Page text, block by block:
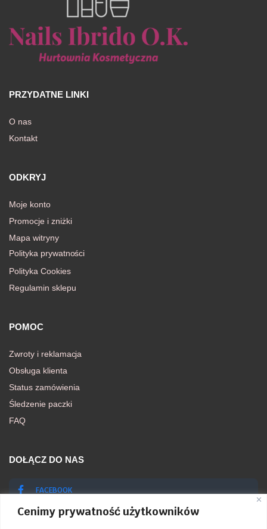
Cenimy prywatność użytkowników
PRZYDATNE LINKI
O nas
Kontakt
ODKRYJ
Moje konto
Promocje i zniżki
Mapa witryny
Polityka prywatności
Polityka Cookies
Regulamin sklepu
POMOC
Zwroty i reklamacja
Obsługa klienta
Status zamówienia
Śledzenie paczki
FAQ
DOŁĄCZ DO NAS
FACEBOOK
INSTAGRAM